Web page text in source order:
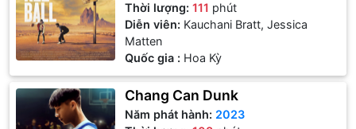
Thời lượng:111 phút
Diễn viên: Kauchani Bratt, Jessica
Matten
Quốc gia : Hoa Kỳ
Chang Can Dunk
Năm phát hành: 2023